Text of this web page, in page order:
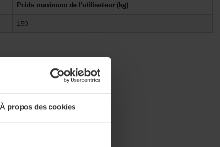
À propos des cookies
Poids maximum de l'utilisateur (kg)
150